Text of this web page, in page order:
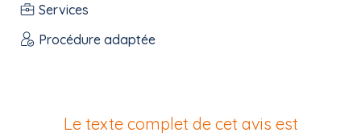
Services
Procédure adaptée
Le texte complet de cet avis est